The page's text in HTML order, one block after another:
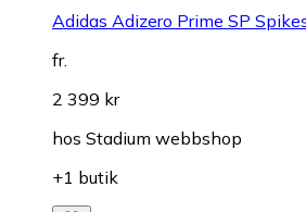
Adidas Adizero Prime SP
fr.
2 399 kr
hos Stadium webbshop
+1 butik